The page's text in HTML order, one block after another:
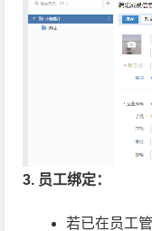
3. 员工绑定：
若已在员工